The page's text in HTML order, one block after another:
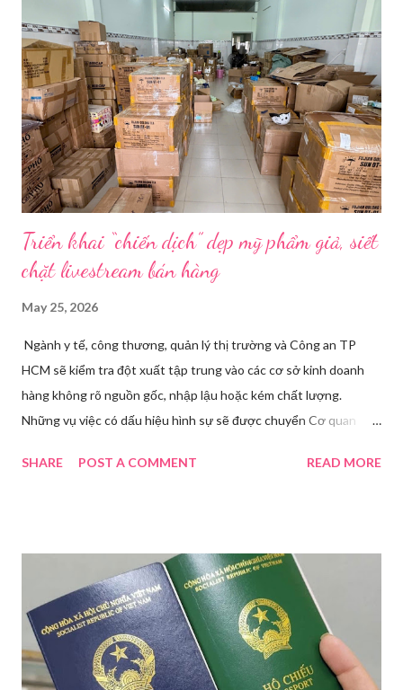
đèn chiếu ngược sáng bật lên. Một chiếc điện thoại được gắn cố
định. Cả ba người vào vị trí. Wu đã chuẩn bị sẵn lời thoại và trao
đổi trước cách diễn đạt với ông và mẹ, thậm chí còn bàn xem
dùng từ nào trong phương ngữ Thượng Hải nghe tự nhiên nhất
trên camera. Ông cô nhăn mặt khi nghe giải thích về Thế vận
hội Mùa đông. “Người già như tụi ông không hiểu mấy cái này...
Triển khai “chiến dịch” dẹp mỹ phẩm giả, siết
chặt livestream bán hàng
May 25, 2026
Ngành y tế, công thương, quản lý thị trường và Công an TP
HCM sẽ kiểm tra đột xuất tập trung vào các cơ sở kinh doanh
hàng không rõ nguồn gốc, nhập lậu hoặc kém chất lượng.
Những vụ việc có dấu hiệu hình sự sẽ được chuyển Cơ quan
Hoài Nam đã ký ban hành Kế hoạch số 4316/KH-SYT về việc
trạng kinh doanh mỹ phẩm thật - giả lẫn lộn. Để chấn chỉnh, Sở Y
tế TP HCM sẽ phối hợp với các sở, ngành và chính quyền địa
phương tăng cường kiểm tra, giám sát. Đợt này, Phòng Nghiệp
vụ Dược sẽ tham mưu Giám đốc Sở Y tế thành lập Tổ công tác
về mỹ phẩm. Cơ quan Cảnh sát điều tra Công an TP HCM vừa
SHARE POST A COMMENT READ MORE